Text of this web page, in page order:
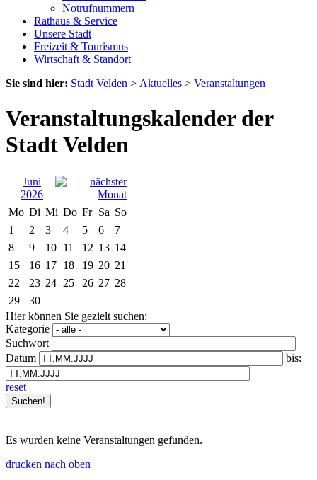
Notrufnummern
Rathaus & Service
Unsere Stadt
Freizeit & Tourismus
Wirtschaft & Standort
Sie sind hier: Stadt Velden > Aktuelles > Veranstaltungen
Veranstaltungskalender der
Stadt Velden
Juni
2026
Mo Di Mi Do Fr Sa So
1
2 3 4 5 6
7
8
9 10 11 12 13 14
15
16 17 18 19 20 21
22
23 24 25 26 27 28
29
30
Hier können Sie gezielt suchen:
Kategorie
Suchwort
Datum
bis:
reset
Es wurden keine Veranstaltungen gefunden.
drucken nach oben